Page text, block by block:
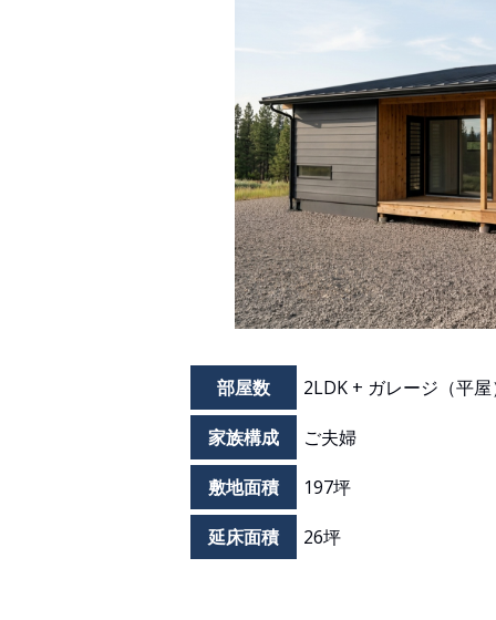
部屋数 2LDK + ガレージ（平屋
家族構成 ご夫婦
敷地面積 197坪
延床面積 26坪